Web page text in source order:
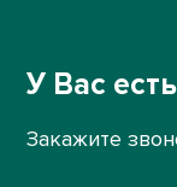
У Вас
Закажите